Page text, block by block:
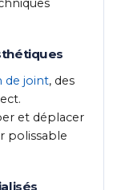
de joint, des
et déplacer
polissable